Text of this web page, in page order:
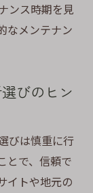
ンス時期を見
なメンテナン
びのヒン
びは慎重に行
とで、信頼で
イトや地元の